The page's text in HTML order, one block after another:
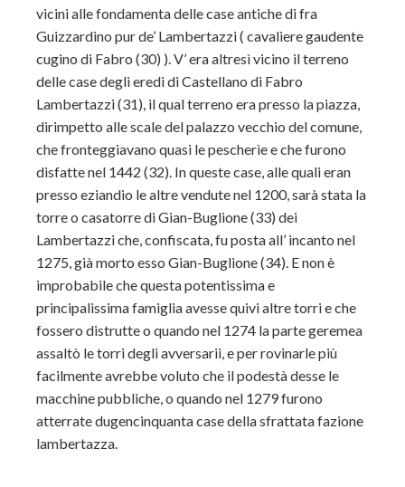
vicini alle fondamenta delle case antiche di fra
Guizzardino pur de’ Lambertazzi ( cavaliere gaudente
cugino di Fabro (30) ). V’ era altresì vicino il terreno
delle case degli eredi di Castellano di Fabro
Lambertazzi (31), il qual terreno era presso la piazza,
dirimpetto alle scale del palazzo vecchio del comune,
che fronteggiavano quasi le pescherìe e che furono
disfatte nel 1442 (32). In queste case, alle quali eran
presso eziandio le altre vendute nel 1200, sarà stata la
torre o casatorre di Gian-Buglione (33) dei
Lambertazzi che, confiscata, fu posta all’ incanto nel
1275, già morto esso Gian-Buglione (34). E non è
improbabile che questa potentissima e
principalissima famiglia avesse quivi altre torri e che
fossero distrutte o quando nel 1274 la parte geremea
assaltò le torri degli avversarii, e per rovinarle più
facilmente avrebbe voluto che il podestà desse le
macchine pubbliche, o quando nel 1279 furono
atterrate dugencinquanta case della sfrattata fazione
lambertazza.